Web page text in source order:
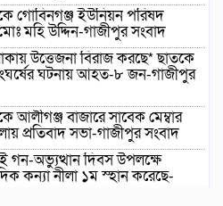
গোবিনগঞ্জ ইউনিয়ন পরিষদ
মহি উদ্দিন-গাজীপুর সংবাদ
উত্তেজনা বিরাজ করছে* ছাতকে
ঘটনায় আহত-৮ জন-গাজীপুর
আলীগঞ্জ বাজারে সাবেক মেম্বার
প্রতিবাদ সভা-গাজীপুর সংবাদ
গন-অভ্যুত্থান দিবস উপলক্ষে
কন্যা নীলা ১ম স্হান করেছে-